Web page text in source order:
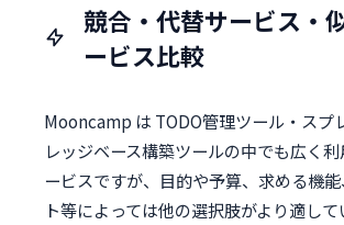
競合・代替サービス・
ービス比較
Mooncamp は TODO管理ツール・スプ
レッジベース構築ツールの中でも広く
ービスですが、目的や予算、求める機
ト等によっては他の選択肢がより適し